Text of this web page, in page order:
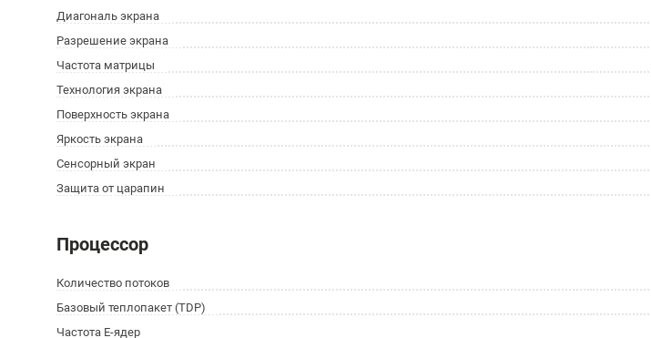
Диагональ экрана
Разрешение экрана
Частота матрицы
Технология экрана
Поверхность экрана
Яркость экрана
Сенсорный экран
Защита от царапин
Процессор
Количество потоков
Базовый теплопакет (TDP)
Частота E-ядер